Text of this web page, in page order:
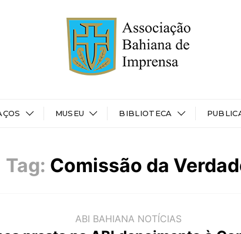
MUSEU BIBLIOTECA
Tag: Comissão da
ABI BAHIANA NOTÍCIAS